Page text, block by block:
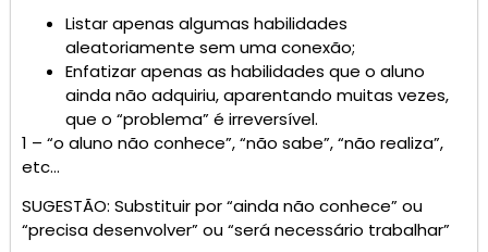
Listar apenas algumas habilidades
aleatoriamente sem uma conexão;
Enfatizar apenas as habilidades que o aluno
ainda não adquiriu, aparentando muitas vezes,
que o “problema” é irreversível.
1 – “o aluno não conhece”, “não sabe”, “não realiza”,
etc…
SUGESTÃO: Substituir por “ainda não conhece” ou
“precisa desenvolver” ou “será necessário trabalhar”